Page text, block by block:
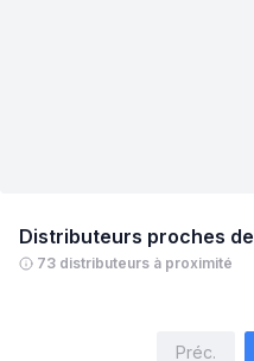
Distributeurs proches de
73 distributeurs à proximité
Préc.